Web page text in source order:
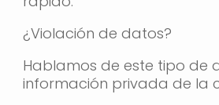
¿Violación de datos?
Hablamos de este tipo de
información privada de la